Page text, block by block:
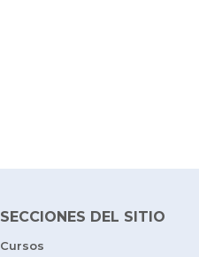
SECCIONES DEL SITIO
Cursos